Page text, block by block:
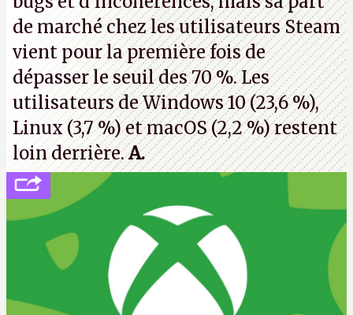
de marché chez les utilisateurs Steam
vient pour la première fois de
dépasser le seuil des 70 %. Les
utilisateurs de Windows 10 (23,6 %),
Linux (3,7 %) et macOS (2,2 %) restent
loin derrière.A.